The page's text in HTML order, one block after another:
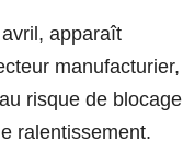
apparaît
manufacturier,
risque de blocage
ralentissement.